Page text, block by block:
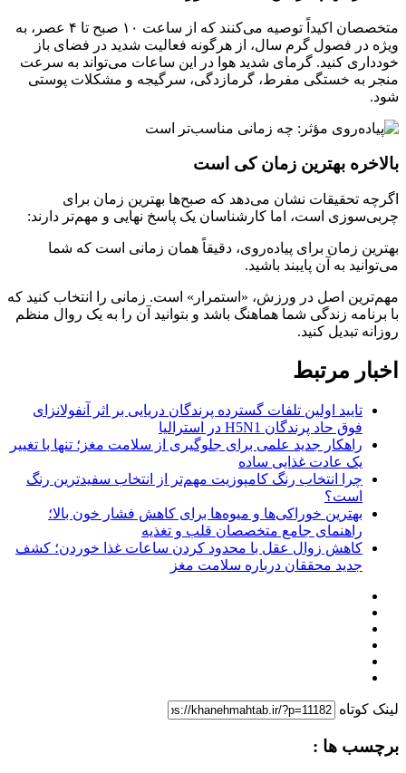
متخصصان اکیداً توصیه می‌کنند که از ساعت ۱۰ صبح تا ۴ عصر، به
ویژه در فصول گرم سال، از هرگونه فعالیت شدید در فضای باز
خودداری کنید. گرمای شدید هوا در این ساعات می‌تواند به سرعت
منجر به خستگی مفرط، گرمازدگی، سرگیجه و مشکلات پوستی
شود.
بالاخره بهترین زمان کی است
اگرچه تحقیقات نشان می‌دهد که صبح‌ها بهترین زمان برای
چربی‌سوزی است، اما کارشناسان یک پاسخ نهایی و مهم‌تر دارند:
بهترین زمان برای پیاده‌روی، دقیقاً همان زمانی است که شما
می‌توانید به آن پایبند باشید.
مهم‌ترین اصل در ورزش، «استمرار» است. زمانی را انتخاب کنید که
با برنامه زندگی شما هماهنگ باشد و بتوانید آن را به یک روال منظم
روزانه تبدیل کنید.
اخبار مرتبط
تایید اولین تلفات گسترده پرندگان دریایی بر اثر آنفولانزای
فوق حاد پرندگان H5N1 در استرالیا
راهکار جدید علمی برای جلوگیری از سلامت مغز؛ تنها با تغییر
یک عادت غذایی ساده
چرا انتخاب رنگ کامپوزیت مهم‌تر از انتخاب سفیدترین رنگ
است؟
بهترین خوراکی‌ها و میوه‌ها برای کاهش فشار خون بالا؛
راهنمای جامع متخصصان قلب و تغذیه
کاهش زوال عقل با محدود کردن ساعات غذا خوردن؛ کشف
جدید محققان درباره سلامت مغز
لینک کوتاه
برچسب ها :